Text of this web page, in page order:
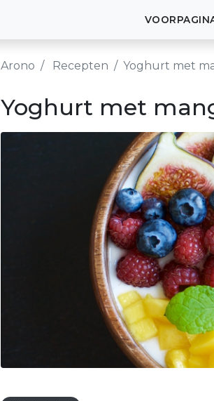
Arono Recepten Yoghurt met
Yoghurt met